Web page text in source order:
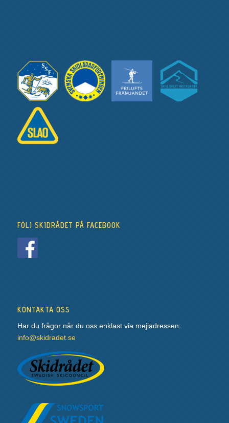
FÖLJ SKIDRÅDET PÅ FACEBOOK
KONTAKTA OSS
Har du frågor når du oss enklast via mejladressen:
info@skidradet.se